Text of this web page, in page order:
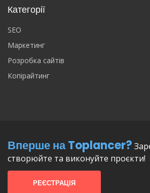
Категорії
SEO
Маркетинг
Розробка сайтів
Копірайтинг
Вперше на Toplancer?
створюйте та виконуйте проєкти!
РЕЄСТРАЦІЯ